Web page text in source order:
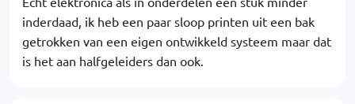
inderdaad, ik heb een paar sloop printen uit een bak
getrokken van een eigen ontwikkeld systeem maar dat
is het aan halfgeleiders dan ook.